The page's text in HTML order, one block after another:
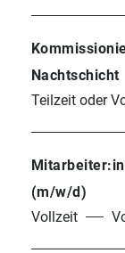
Nachtschicht
Teilzeit oder
(m/w/d)
Vollzeit
Fruturastraße
8224 Hartl
Österreich
Downloads
AGB